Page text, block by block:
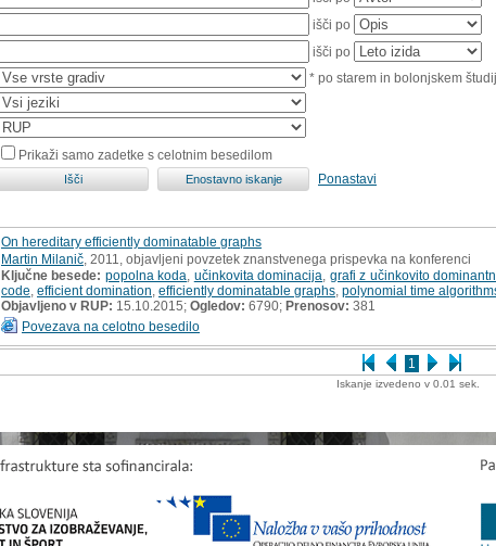
išči po
išči po
* po starem in bolonjskem
Prikaži samo zadetke s celotnim besedilom
Ponastavi
1
On hereditary efficiently dominatable graphs
Martin Milanič , 2011, objavljeni povzetek znanstvenega prispevka na konferenci
Ključne besede: popolna koda učinkovita dominacija grafi z učinkovito
code efficient domination efficiently dominatable graphs polynomial time
Objavljeno v RUP: 15.10.2015; Ogledov: 6790; Prenosov: 381
Povezava na celotno besedilo
Iskanje izvedeno v 0.01 sek.